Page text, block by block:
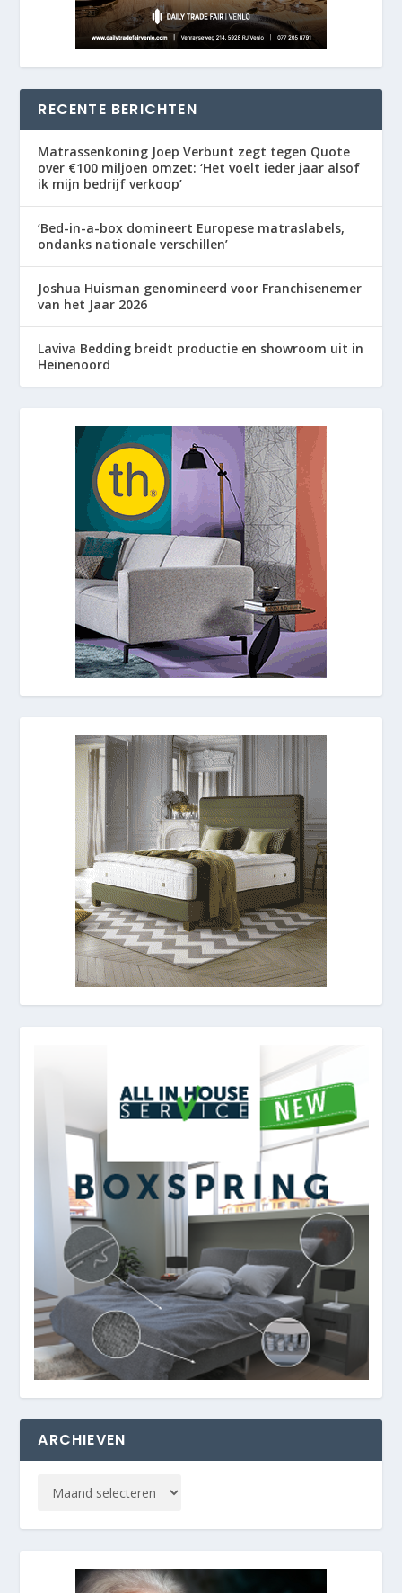
RECENTE BERICHTEN
Matrassenkoning Joep Verbunt zegt tegen Quote
over €100 miljoen omzet: ‘Het voelt ieder jaar alsof
ik mijn bedrijf verkoop’
‘Bed-in-a-box domineert Europese matraslabels,
ondanks nationale verschillen’
Joshua Huisman genomineerd voor Franchisenemer
van het Jaar 2026
Laviva Bedding breidt productie en showroom uit in
Heinenoord
ARCHIEVEN